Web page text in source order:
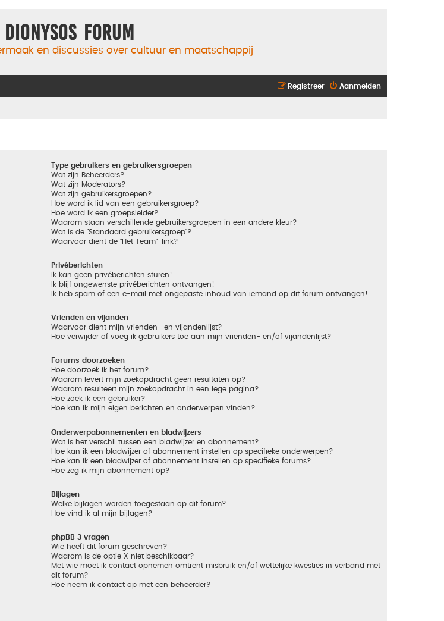
Dionysos Forum
en discussies over cultuur en maatschappij
Aanmelden
Registreer
Type gebruikers en gebruikersgroepen
Wat zijn Beheerders?
Wat zijn Moderators?
Wat zijn gebruikersgroepen?
Hoe word ik lid van een gebruikersgroep?
Hoe word ik een groepsleider?
Waarom staan verschillende gebruikersgroepen in een andere kleur?
Wat is de "Standaard gebruikersgroep"?
Waarvoor dient de "Het Team"-link?
Privéberichten
Ik kan geen privéberichten sturen!
Ik blijf ongewenste privéberichten ontvangen!
Ik heb spam of een e-mail met ongepaste inhoud van iemand op dit forum ontvangen!
Vrienden en vijanden
Waarvoor dient mijn vrienden- en vijandenlijst?
Hoe verwijder of voeg ik gebruikers toe aan mijn vrienden- en/of vijandenlijst?
Forums doorzoeken
Hoe doorzoek ik het forum?
Waarom levert mijn zoekopdracht geen resultaten op?
Waarom resulteert mijn zoekopdracht in een lege pagina?
Hoe zoek ik een gebruiker?
Hoe kan ik mijn eigen berichten en onderwerpen vinden?
Onderwerpabonnementen en bladwijzers
Wat is het verschil tussen een bladwijzer en abonnement?
Hoe kan ik een bladwijzer of abonnement instellen op specifieke onderwerpen?
Hoe kan ik een bladwijzer of abonnement instellen op specifieke forums?
Hoe zeg ik mijn abonnement op?
Bijlagen
Welke bijlagen worden toegestaan op dit forum?
Hoe vind ik al mijn bijlagen?
phpBB 3 vragen
Wie heeft dit forum geschreven?
Waarom is de optie X niet beschikbaar?
Met wie moet ik contact opnemen omtrent misbruik en/of wettelijke kwesties in verband met
dit forum?
Hoe neem ik contact op met een beheerder?